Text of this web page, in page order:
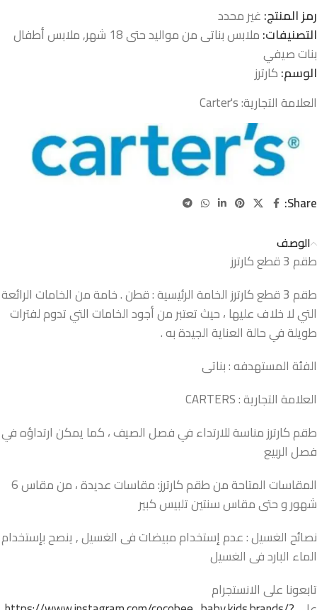
رمز المنتج:غير محدد
التصنيفات:ملابس بناتى من مواليد حتى 18 شهر ,ملابس أطفال
بنات صيفي
الوسم:كارترز
العلامة التجارية:Carter's
Share:
الوصف
طقم 3 قطع كارترز
طقم 3 قطع كارترز الخامة الرئيسية : قطن . خامة من الخامات الرائعة
التي لا خلاف عليها ، حيث تعتبر من أجود الخامات التي تدوم لفترات
طويلة في حالة العناية الجيدة به .
الفئة المستهدفه : بناتى
العلامة التجارية : CARTERS
طقم كارترز مناسة للارتداء في فصل الصيف ، كما يمكن ارتداؤه في
فصل الربيع
المقاسات المتاحة من طقم كارترز: مقاسات عديدة ، من مقاس 6
شهور و حتى مقاس سنتين تلبيس كبير
نصائح الغسيل : عدم إستخدام مبيضات فى الغسيل , ينصح بإستخدام
الماء البارد فى الغسيل
تابعونا على الانستجرام